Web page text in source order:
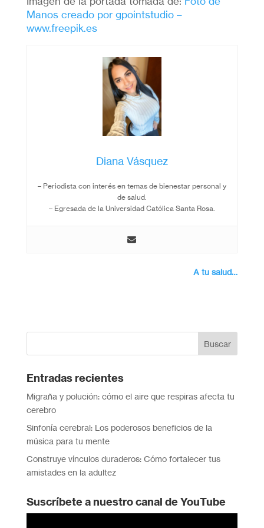
Manos creado por gpointstudio –
www.freepik.es
Diana Vásquez
– Periodista con interés en temas de bienestar personal y
de salud.
– Egresada de la Universidad Católica Santa Rosa.
A tu salud…
Entradas recientes
Migraña y polución: cómo el aire que respiras afecta tu
cerebro
Sinfonía cerebral: Los poderosos beneficios de la
música para tu mente
Construye vínculos duraderos: Cómo fortalecer tus
amistades en la adultez
Suscríbete a nuestro canal de YouTube